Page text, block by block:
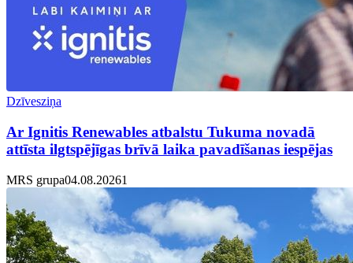
Dzīvesziņa
Ar Ignitis Renewables atbalstu Tukuma novadā
attīsta ilgtspējīgas brīvā laika pavadīšanas iespējas
MRS grupa04.08.20261